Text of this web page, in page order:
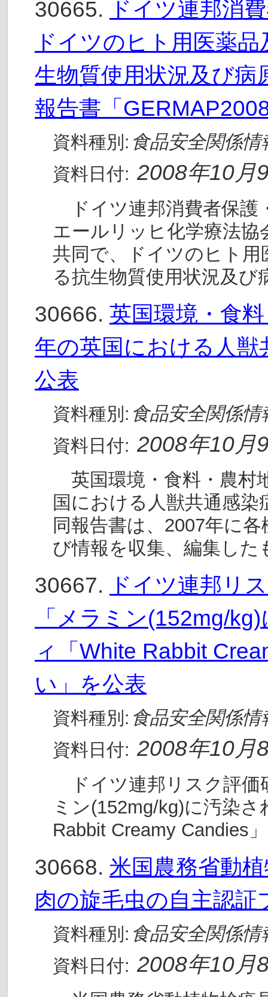
30665.
ドイツ連邦消
ドイツのヒト用医薬
生物質使用状況及び病
報告書「
資料種別: 食品安全関係情
資料日付: 2008年10月
ドイツ連邦消費者保護
エールリッヒ化学療法
共同で、ドイツのヒト
る抗生物質使用状況及び
30666. 英国環境・食
年の英国における人
公表
資料種別: 食品安全関係情
資料日付: 2008年10月
英国環境・食料・農村
国における人獣共通感
同報告書は、2007年に
び情報を収集、編集した
30667.
ドイツ連邦リ
「メラミン(152mg/
ィ「White Rabbit
い」を公表
資料種別: 食品安全関係情
資料日付: 2008年10月
ドイツ連邦リスク評価
ミン(152mg/kg)に汚染
Rabbit Creamy Candies
30668. 米国農務省動
肉の旋毛虫の自主認
資料種別: 食品安全関係情
資料日付: 2008年10月